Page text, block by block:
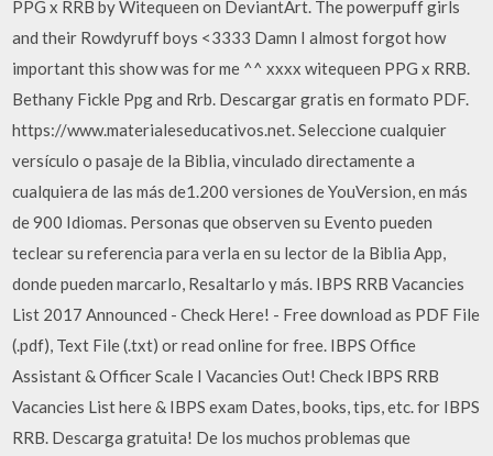
PPG x RRB by Witequeen on DeviantArt. The powerpuff girls
and their Rowdyruff boys <3333 Damn I almost forgot how
important this show was for me ^^ xxxx witequeen PPG x RRB.
Bethany Fickle Ppg and Rrb. Descargar gratis en formato PDF.
https://www.materialeseducativos.net. Seleccione cualquier
versículo o pasaje de la Biblia, vinculado directamente a
cualquiera de las más de1.200 versiones de YouVersion, en más
de 900 Idiomas. Personas que observen su Evento pueden
teclear su referencia para verla en su lector de la Biblia App,
donde pueden marcarlo, Resaltarlo y más. IBPS RRB Vacancies
List 2017 Announced - Check Here! - Free download as PDF File
(.pdf), Text File (.txt) or read online for free. IBPS Office
Assistant & Officer Scale I Vacancies Out! Check IBPS RRB
Vacancies List here & IBPS exam Dates, books, tips, etc. for IBPS
RRB. Descarga gratuita! De los muchos problemas que